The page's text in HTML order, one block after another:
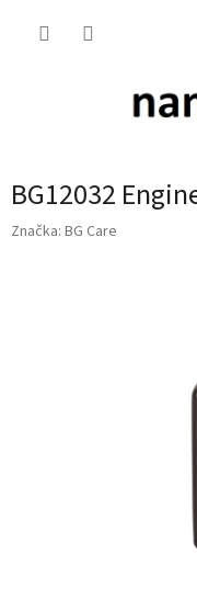
BG12032
Značka: BG Care